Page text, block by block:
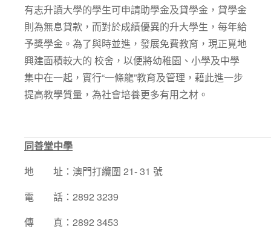
有志升讀大學的學生可申請助學金及貸學金，貸學金
則為無息貸款，而對於成績優異的升大學生，每年給
予獎學金。為了與時並進，發展免費教育，現正覓地
興建面積較大的 校舍，以便將幼稚園、小學及中學
集中在一起，實行“一條龍”教育及管理，藉此進一步
提高教學質量，為社會培養更多有用之材。
同善堂中學
地 址：澳門打纜圍 21- 31 號
電 話：2892 3239
傳 真：2892 3453